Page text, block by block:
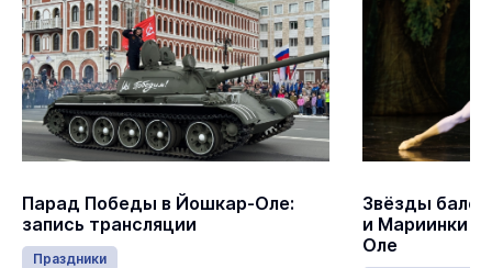
Парад Победы в Йошкар-Оле:
запись трансляции
Праздники
Звёзды
и Мариинки
Оле